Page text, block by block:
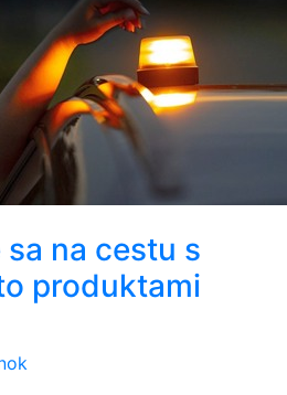
na cestu s
produktami